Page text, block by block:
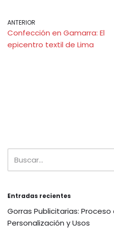
ANTERIOR
Confección en Gamarra: El
epicentro textil de Lima
Entradas recientes
Gorras Publicitarias:
Personalización y Usos